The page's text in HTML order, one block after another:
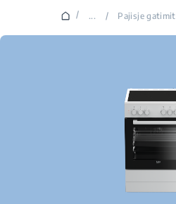
/ ... / Pajisje gatimit